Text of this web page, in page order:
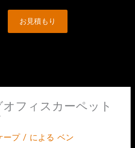
お見積もり
フィスカーペット
ープ/ による ベン